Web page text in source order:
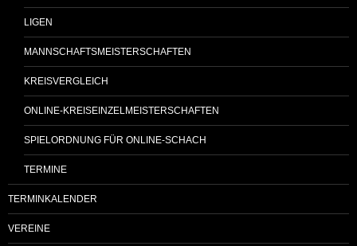
LIGEN
MANNSCHAFTSMEISTERSCHAFTEN
KREISVERGLEICH
ONLINE-KREISEINZELMEISTERSCHAFTEN
SPIELORDNUNG FÜR ONLINE-SCHACH
TERMINE
TERMINKALENDER
VEREINE